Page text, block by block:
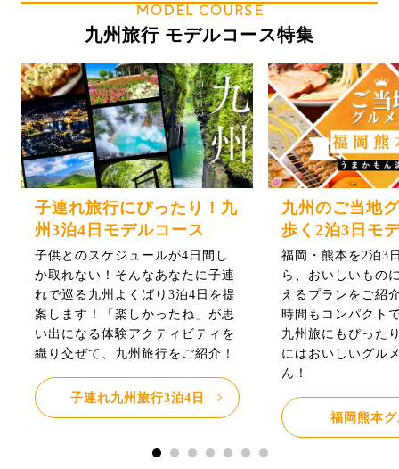
MODEL COURSE
九州旅行 モデルコース特集
子連れ旅行にぴったり！九
州3泊4日モデルコース
子供とのスケジュールが4日間し
か取れない！そんなあなたに子連
れで巡る九州よくばり3泊4日を提
案します！「楽しかったね」が思
い出になる体験アクティビティを
織り交ぜて、九州旅行をご紹介！
子連れ九州旅行3泊4日
九州のご当地
歩く2泊3日モ
福岡・熊本を2泊3
ら、おいしいもの
えるプランをご紹
時間もコンパクト
九州旅にもぴった
にはおいしいグル
ん！
福岡熊本